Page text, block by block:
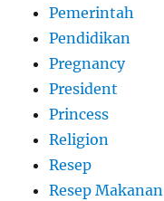
Pemerintah
Pendidikan
Pregnancy
President
Princess
Religion
Resep
Resep Makanan